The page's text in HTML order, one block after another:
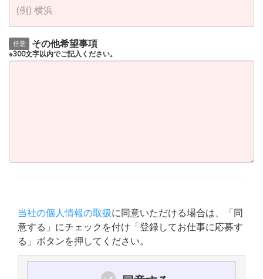
任意 その他希望事項
※300文字以内でご記入ください。
当社の個人情報の取扱に同意いただける場合は、「同
意する」にチェックを付け「登録してお仕事に応募す
る」ボタンを押してください。